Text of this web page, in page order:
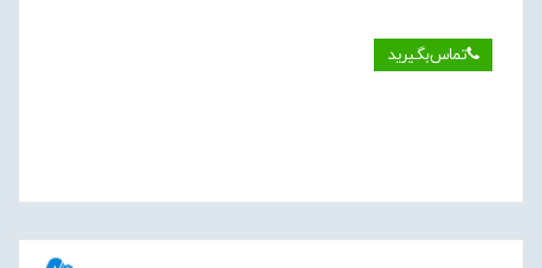
تماس‌بگیرید